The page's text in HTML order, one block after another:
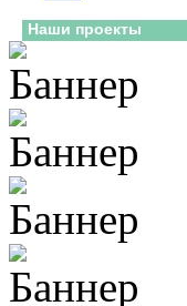
Наши проекты